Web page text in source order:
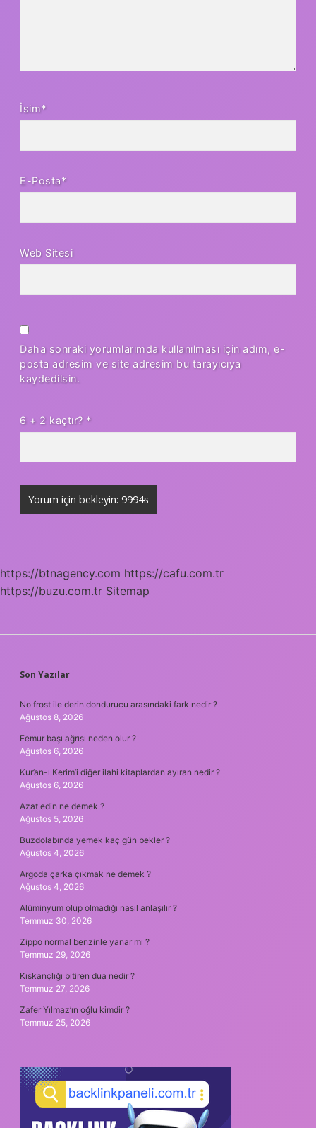
İsim*
E-Posta*
Web Sitesi
Daha sonraki yorumlarımda kullanılması için adım, e-
posta adresim ve site adresim bu tarayıcıya
kaydedilsin.
6 + 2 kaçtır? *
https://btnagency.com https://cafu.com.tr
https://buzu.com.tr Sitemap
SIDEBAR
Son Yazılar
No frost ile derin dondurucu arasındaki fark nedir ?
Ağustos 8, 2026
Femur başı ağrısı neden olur ?
Ağustos 6, 2026
Kur’an-ı Kerim’i diğer ilahi kitaplardan ayıran nedir ?
Ağustos 6, 2026
Azat edin ne demek ?
Ağustos 5, 2026
Buzdolabında yemek kaç gün bekler ?
Ağustos 4, 2026
Argoda çarka çıkmak ne demek ?
Ağustos 4, 2026
Alüminyum olup olmadığı nasıl anlaşılır ?
Temmuz 30, 2026
Zippo normal benzinle yanar mı ?
Temmuz 29, 2026
Kıskançlığı bitiren dua nedir ?
Temmuz 27, 2026
Zafer Yılmaz’ın oğlu kimdir ?
Temmuz 25, 2026